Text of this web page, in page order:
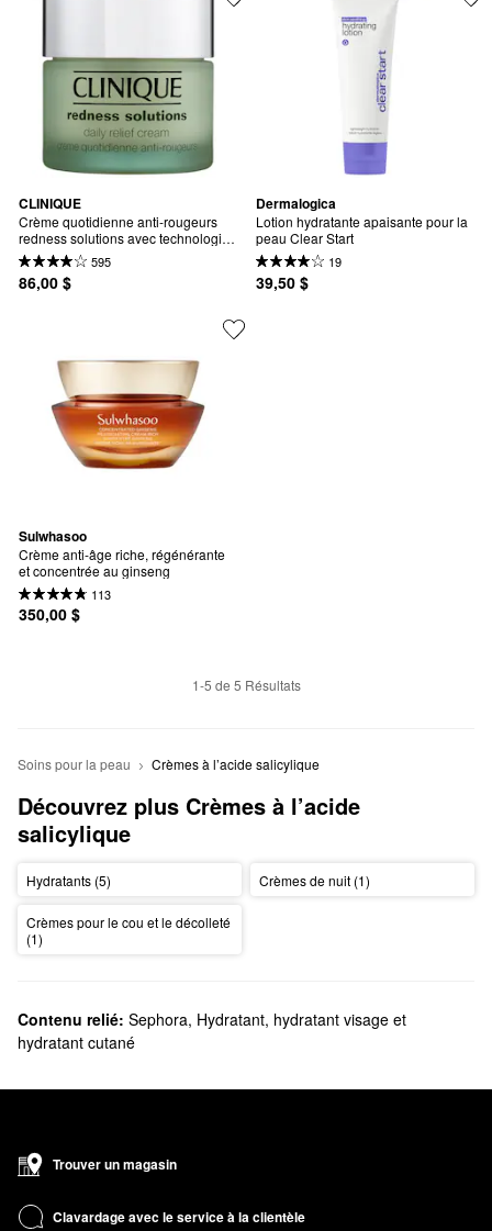
CLINIQUE
Crème quotidienne anti-rougeurs
redness solutions avec technologie
probiotique 595
86,00 $
Dermalogica
Lotion hydratante apaisante pour la
peau Clear Start
19
39,50 $
Sulwhasoo
Crème anti-âge riche, régénérante
et concentrée au ginseng
113
350,00 $
1-5 de 5 Résultats
Soins pour la peau Crèmes à l’acide salicylique
Découvrez plus Crèmes à l’acide
salicylique
Hydratants (5) Crèmes de nuit (1)
Crèmes pour le cou et le décolleté
(1)
Contenu relié: Sephora, Hydratant, hydratant visage et
hydratant cutané
Trouver un magasin
Clavardage avec le service à la clientèle